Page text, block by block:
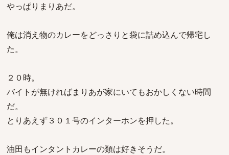
やっぱりまりあだ。
俺は消え物のカレーをどっさりと袋に詰め込んで帰宅し
た。
２０時。
バイトが無ければまりあが家にいてもおかしくない時間
だ。
とりあえず３０１号のインターホンを押した。
油田もインタントカレーの類は好きそうだ。